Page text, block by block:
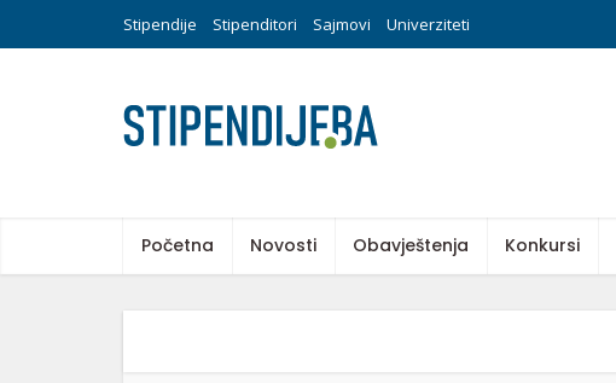
Stipendije Stipenditori Sajmovi Univerziteti
Početna Novosti Obavještenja Konkursi